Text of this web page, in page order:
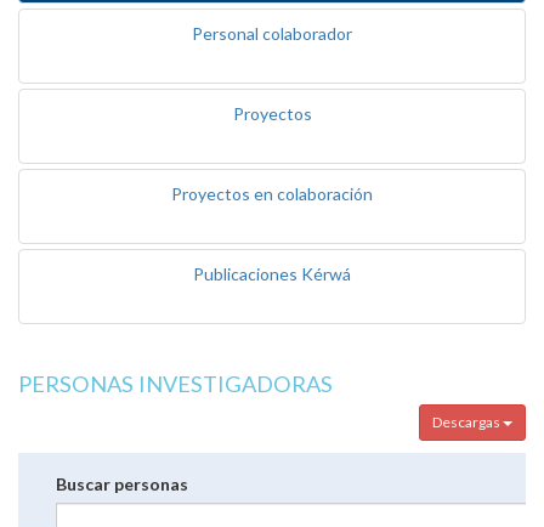
Personal colaborador
Proyectos
Proyectos en colaboración
Publicaciones Kérwá
PERSONAS INVESTIGADORAS
Descargas
Buscar personas